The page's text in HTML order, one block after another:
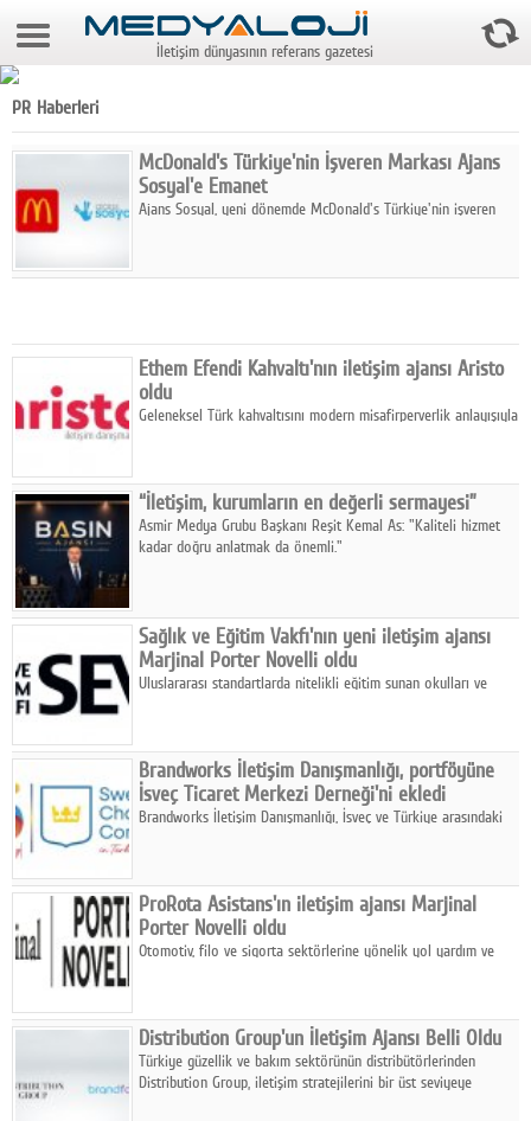
9 Ağustos 2026 15:04:37
Foto Galeri
Video Galeri
Gazeteler
Teknoloji
Televizyon
Pr
Facebook
Diziler
Karikatür
Youtube
Polemik
Reklam
Yazarlar
Künye
SOSYAL MEDYA
Facebook
Google Plus
İletişim dünyasının referans gazetesi
PR Haberleri
McDonald's Türkiye'nin İşveren Markası Ajans
Sosyal'e Emanet
Ajans Sosyal, yeni dönemde McDonald's Türkiye'nin işveren
Ethem Efendi Kahvaltı'nın iletişim ajansı Aristo
oldu
Geleneksel Türk kahvaltısını modern misafirperverlik anlayışıyla
“İletişim, kurumların en değerli sermayesi”
Asmir Medya Grubu Başkanı Reşit Kemal As: "Kaliteli hizmet
kadar doğru anlatmak da önemli."
Sağlık ve Eğitim Vakfı'nın yeni iletişim ajansı
Marjinal Porter Novelli oldu
Uluslararası standartlarda nitelikli eğitim sunan okulları ve
Brandworks İletişim Danışmanlığı, portföyüne
İsveç Ticaret Merkezi Derneği'ni ekledi
Brandworks İletişim Danışmanlığı, İsveç ve Türkiye arasındaki
ProRota Asistans'ın iletişim ajansı Marjinal
Porter Novelli oldu
Otomotiv, filo ve sigorta sektörlerine yönelik yol yardım ve
Distribution Group'un İletişim Ajansı Belli Oldu
Türkiye güzellik ve bakım sektörünün distribütörlerinden
Distribution Group, iletişim stratejilerini bir üst seviyeye